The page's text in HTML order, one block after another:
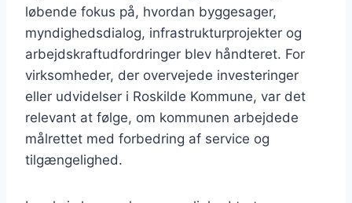
løbende fokus på, hvordan byggesager,
myndighedsdialog, infrastrukturprojekter og
arbejdskraftudfordringer blev håndteret. For
virksomheder, der overvejede investeringer
eller udvidelser i Roskilde Kommune, var det
relevant at følge, om kommunen arbejdede
målrettet med forbedring af service og
tilgængelighed.